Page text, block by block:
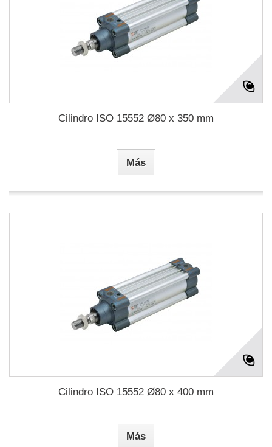
Cilindro ISO 15552 Ø80 x 350 mm
Más
Cilindro ISO 15552 Ø80 x 400 mm
Más